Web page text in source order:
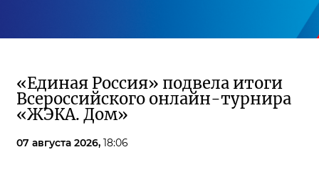
«Единая Россия» подвела итоги
Всероссийского онлайн-турнира
«ЖЭКА. Дом»
07 августа 2026, 18:06